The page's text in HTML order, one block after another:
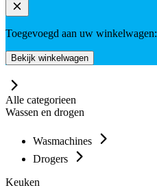
Toegevoegd aan uw winkelwagen:
Bekijk winkelwagen
Alle categorieen
Wassen en drogen
Wasmachines
Drogers
Keuken